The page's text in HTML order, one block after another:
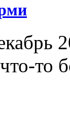
то